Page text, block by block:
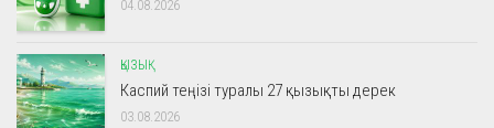
04.08.2026
ҚЫЗЫҚ
Каспий теңізі туралы 27 қызықты дерек
03.08.2026